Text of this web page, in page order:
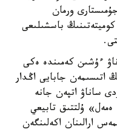
ورمان
باسشىلىعى
ءۇشىن كەمىندە ەكى
اتىسىمەن جابايى اڭدار
ساناۋ اتپەن جانە
ۇلتتىق تابيعي
بارساكەلمەس ارالىنان اكەلىنگەن